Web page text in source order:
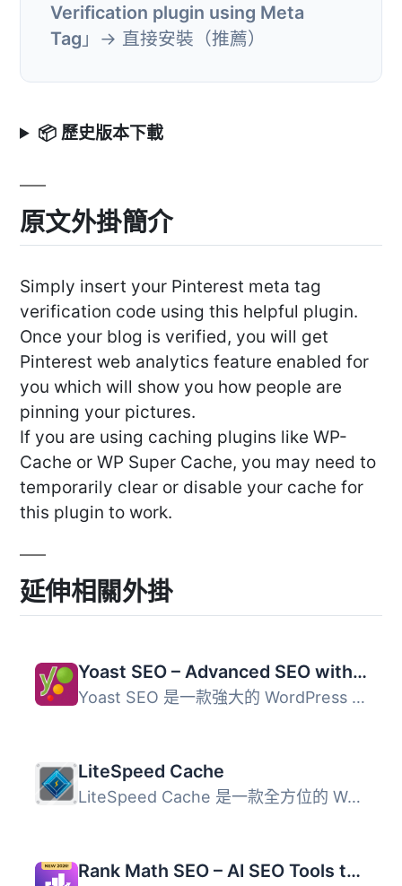
Verification plugin using Meta
Tag 」→ 直接安裝（推薦）
📦 歷史版本下載
原文外掛簡介
Simply insert your Pinterest meta tag
verification code using this helpful plugin.
Once your blog is verified, you will get
Pinterest web analytics feature enabled for
you which will show you how people are
pinning your pictures.
If you are using caching plugins like WP-
Cache or WP Super Cache, you may need to
temporarily clear or disable your cache for
this plugin to work.
延伸相關外掛
Yoast SEO – Advanced SEO with real-time guidance and built-in AI
Yoast SEO 是一款強大的 WordPress 外掛，提供即時 SEO 指導...
LiteSpeed Cache
LiteSpeed Cache 是一款全方位的 WordPress 網站加速外掛，提...
Rank Math SEO – AI SEO Tools to Dominate SEO Rankings